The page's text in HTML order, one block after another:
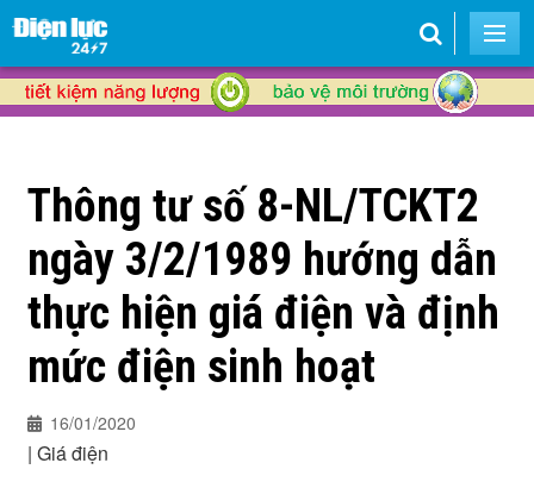
Thông tư số 8-NL/TCKT2
ngày 3/2/1989 hướng dẫn
thực hiện giá điện và định
mức điện sinh hoạt
16/01/2020
| Giá điện